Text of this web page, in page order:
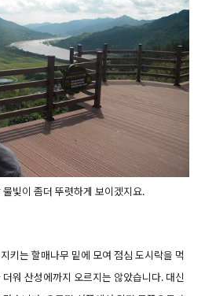
빛이 좀더 뚜렷하게 보이겠지요.
키는 할매나무 밑에 모여 점심 도시락을 먹
워 산성에까지 오르지는 않았습니다. 대신